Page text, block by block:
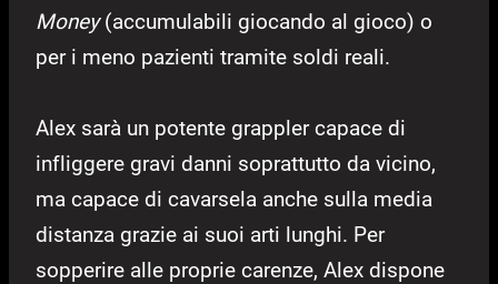
Money(accumulabili giocando al gioco) o
per i meno pazienti tramite soldi reali.
Alex sarà un potente grappler capace di
infliggere gravi danni soprattutto da vicino,
ma capace di cavarsela anche sulla media
distanza grazie ai suoi arti lunghi. Per
sopperire alle proprie carenze, Alex dispone